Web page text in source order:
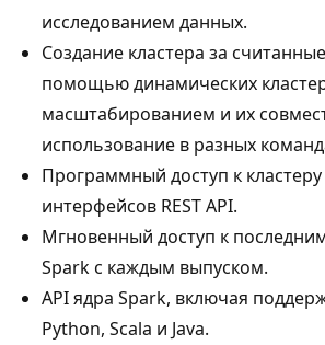
исследованием данных.
Создание кластера за
помощью динамических
масштабированием и их
использование в разных
Программный доступ к
интерфейсов REST API.
Мгновенный доступ к
Spark с каждым выпуском.
API ядра Spark, включая
Python, Scala и Java.